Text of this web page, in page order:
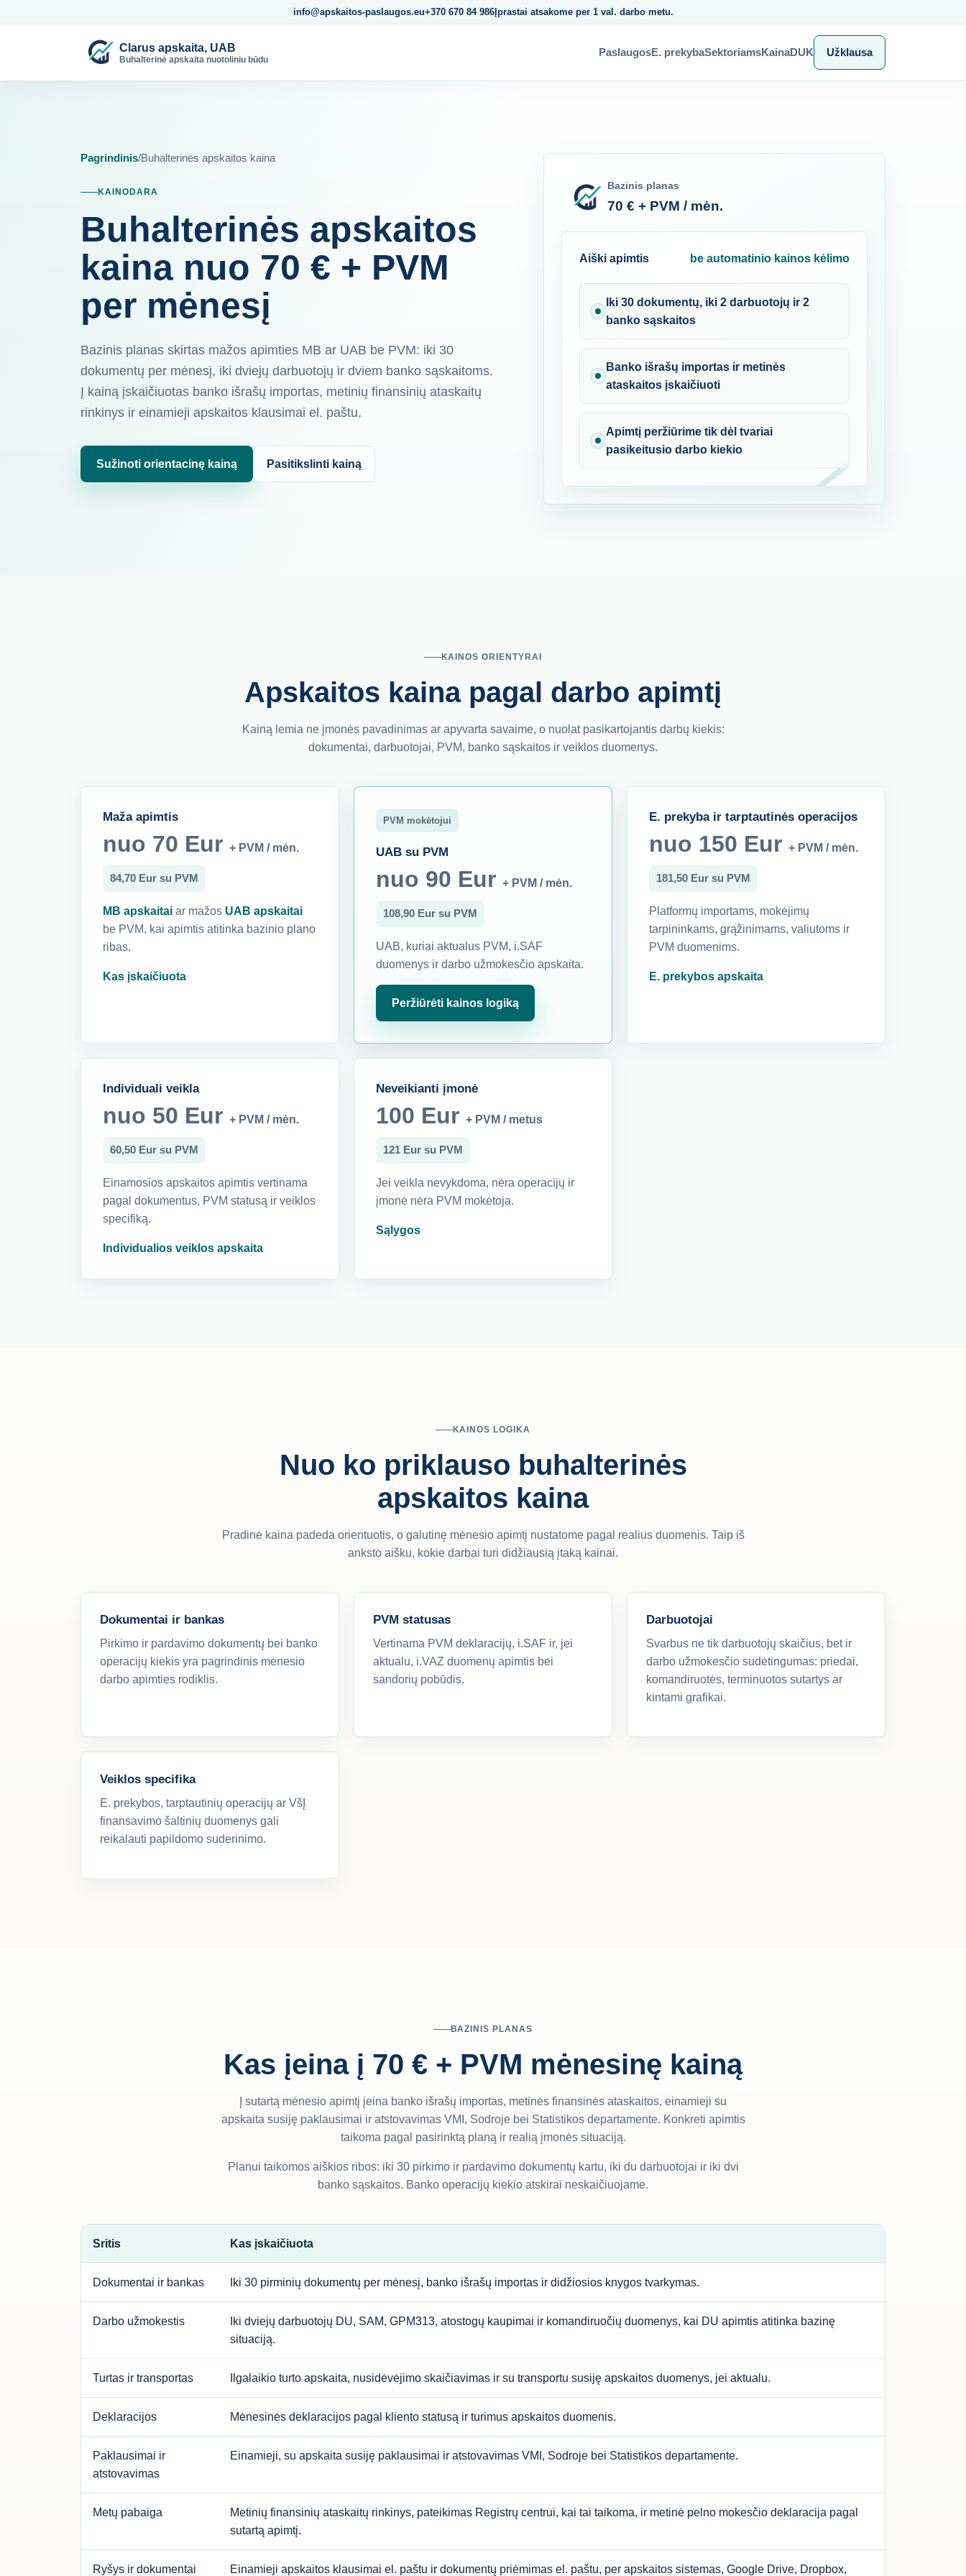
info@apskaitos-paslaugos.eu+370 670 84 986Įprastai atsakome per 1 val. darbo metu.
Clarus apskaita, UAB
Buhalterinė apskaita nuotoliniu būdu
PaslaugosE. prekybaSektoriamsKainaDUK Užklausa
Pagrindinis/Buhalterinės apskaitos kaina
KAINODARA
Buhalterinės apskaitos
kaina nuo 70 € + PVM
per mėnesį
Bazinis planas skirtas mažos apimties MB ar UAB be PVM: iki 30
dokumentų per mėnesį, iki dviejų darbuotojų ir dviem banko sąskaitoms.
Į kainą įskaičiuotas banko išrašų importas, metinių finansinių ataskaitų
rinkinys ir einamieji apskaitos klausimai el. paštu.
Sužinoti orientacinę kainą Pasitikslinti kainą
Bazinis planas
70 € + PVM / mėn.
Aiški apimtis be automatinio kainos kėlimo
Iki 30 dokumentų, iki 2 darbuotojų ir 2
banko sąskaitos
Banko išrašų importas ir metinės
ataskaitos įskaičiuoti
Apimtį peržiūrime tik dėl tvariai
pasikeitusio darbo kiekio
KAINOS ORIENTYRAI
Apskaitos kaina pagal darbo apimtį
Kainą lemia ne įmonės pavadinimas ar apyvarta savaime, o nuolat pasikartojantis darbų kiekis:
dokumentai, darbuotojai, PVM, banko sąskaitos ir veiklos duomenys.
Maža apimtis
nuo 70 Eur + PVM / mėn.
84,70 Eur su PVM
MB apskaitai ar mažos UAB apskaitai
be PVM, kai apimtis atitinka bazinio plano
ribas.
Kas įskaičiuota
PVM mokėtojui
UAB su PVM
nuo 90 Eur + PVM / mėn.
108,90 Eur su PVM
UAB, kuriai aktualus PVM, i.SAF
duomenys ir darbo užmokesčio apskaita.
Peržiūrėti kainos logiką
E. prekyba ir tarptautinės operacijos
nuo 150 Eur + PVM / mėn.
181,50 Eur su PVM
Platformų importams, mokėjimų
tarpininkams, grąžinimams, valiutoms ir
PVM duomenims.
E. prekybos apskaita
Individuali veikla
nuo 50 Eur + PVM / mėn.
60,50 Eur su PVM
Einamosios apskaitos apimtis vertinama
pagal dokumentus, PVM statusą ir veiklos
specifiką.
Individualios veiklos apskaita
Neveikianti įmonė
100 Eur + PVM / metus
121 Eur su PVM
Jei veikla nevykdoma, nėra operacijų ir
įmonė nėra PVM mokėtoja.
Sąlygos
KAINOS LOGIKA
Nuo ko priklauso buhalterinės
apskaitos kaina
Pradinė kaina padeda orientuotis, o galutinę mėnesio apimtį nustatome pagal realius duomenis. Taip iš
anksto aišku, kokie darbai turi didžiausią įtaką kainai.
Dokumentai ir bankas
Pirkimo ir pardavimo dokumentų bei banko
operacijų kiekis yra pagrindinis mėnesio
darbo apimties rodiklis.
PVM statusas
Vertinama PVM deklaracijų, i.SAF ir, jei
aktualu, i.VAZ duomenų apimtis bei
sandorių pobūdis.
Darbuotojai
Svarbus ne tik darbuotojų skaičius, bet ir
darbo užmokesčio sudėtingumas: priedai,
komandiruotės, terminuotos sutartys ar
kintami grafikai.
Veiklos specifika
E. prekybos, tarptautinių operacijų ar VšĮ
finansavimo šaltinių duomenys gali
reikalauti papildomo suderinimo.
BAZINIS PLANAS
Kas įeina į 70 € + PVM mėnesinę kainą
Į sutartą mėnesio apimtį įeina banko išrašų importas, metinės finansinės ataskaitos, einamieji su
apskaita susiję paklausimai ir atstovavimas VMI, Sodroje bei Statistikos departamente. Konkreti apimtis
taikoma pagal pasirinktą planą ir realią įmonės situaciją.
Planui taikomos aiškios ribos: iki 30 pirkimo ir pardavimo dokumentų kartu, iki du darbuotojai ir iki dvi
banko sąskaitos. Banko operacijų kiekio atskirai neskaičiuojame.
Sritis Kas įskaičiuota
Dokumentai ir bankas Iki 30 pirminių dokumentų per mėnesį, banko išrašų importas ir didžiosios knygos tvarkymas.
Darbo užmokestis
Iki dviejų darbuotojų DU, SAM, GPM313, atostogų kaupimai ir komandiruočių duomenys, kai DU apimtis atitinka bazinę
situaciją.
Turtas ir transportas Ilgalaikio turto apskaita, nusidėvėjimo skaičiavimas ir su transportu susiję apskaitos duomenys, jei aktualu.
Deklaracijos Mėnesinės deklaracijos pagal kliento statusą ir turimus apskaitos duomenis.
Paklausimai ir
atstovavimas
Einamieji, su apskaita susiję paklausimai ir atstovavimas VMI, Sodroje bei Statistikos departamente.
Metų pabaiga
Metinių finansinių ataskaitų rinkinys, pateikimas Registrų centrui, kai tai taikoma, ir metinė pelno mokesčio deklaracija pagal
sutartą apimtį.
Ryšys ir dokumentai Einamieji apskaitos klausimai el. paštu ir dokumentų priėmimas el. paštu, per apskaitos sistemas, Google Drive, Dropbox,